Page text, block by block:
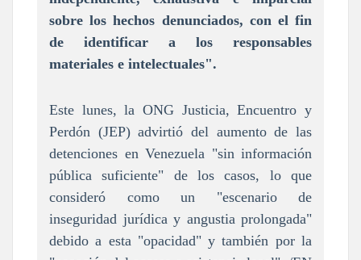
sobre los hechos denunciados, con el fin
de identificar a los responsables
materiales e intelectuales".
Este lunes, la ONG Justicia, Encuentro y
Perdón (JEP) advirtió del aumento de las
detenciones en Venezuela "sin información
pública suficiente" de los casos, lo que
consideró como un "escenario de
inseguridad jurídica y angustia prolongada"
debido a esta "opacidad" y también por la